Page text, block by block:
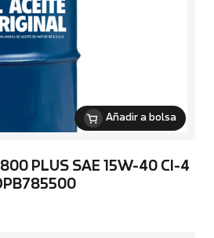
Añadir a bolsa
PLUS SAE 15W-40 CI-4